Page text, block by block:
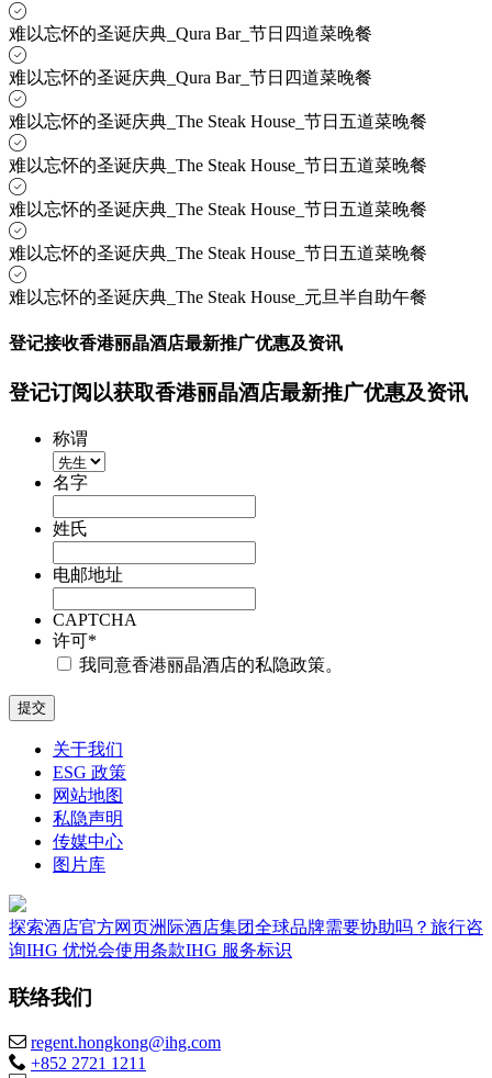
难以忘怀的圣诞庆典_Qura Bar_节日四道菜晚餐
难以忘怀的圣诞庆典_Qura Bar_节日四道菜晚餐
难以忘怀的圣诞庆典_The Steak House_节日五道菜晚餐
难以忘怀的圣诞庆典_The Steak House_节日五道菜晚餐
难以忘怀的圣诞庆典_The Steak House_节日五道菜晚餐
难以忘怀的圣诞庆典_The Steak House_节日五道菜晚餐
难以忘怀的圣诞庆典_The Steak House_元旦半自助午餐
登记接收香港丽晶酒店最新推广优惠及资讯
登记订阅以获取香港丽晶酒店最新推广优惠及资讯
称谓
名字
姓氏
电邮地址
CAPTCHA
许可*
我同意香港丽晶酒店的私隐政策。
关于我们
ESG 政策
网站地图
私隐声明
传媒中心
图片库
探索酒店官方网页洲际酒店集团全球品牌需要协助吗？ 旅行咨
询IHG 优悦会使用条款IHG 服务标识
联络我们
regent.hongkong@ihg.com
+852 2721 1211